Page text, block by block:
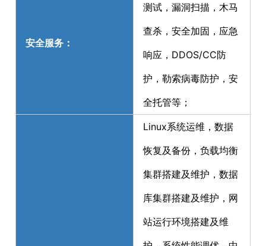
安全服务：
测试，漏洞扫描，木马
查杀，安全加固，应急
响应，DDOS/CC防
护，勒索病毒防护，安
全托管等；
Linux系统运维，数据
恢复及备份，负载均衡
集群搭建及维护，数据
库集群搭建及维护，网
站运行环境搭建及维